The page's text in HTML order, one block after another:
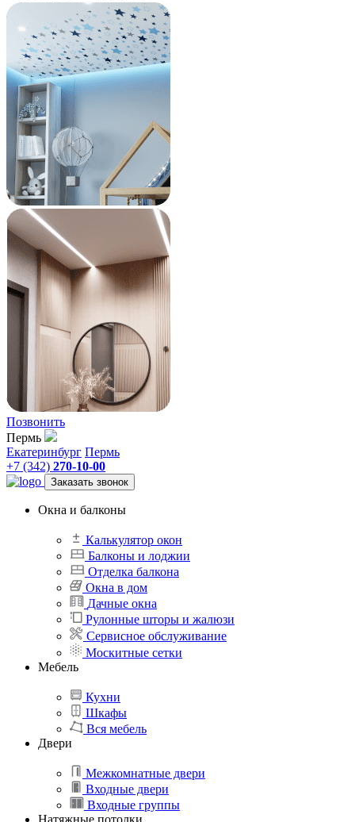
Позвонить
Пермь
Екатеринбург Пермь
+7 (342) 270-10-00
Заказать звонок
Окна и балконы
Калькулятор окон
Балконы и лоджии
Отделка балкона
Окна в дом
Дачные окна
Рулонные шторы и жалюзи
Сервисное обслуживание
Москитные сетки
Мебель
Кухни
Шкафы
Вся мебель
Двери
Межкомнатные двери
Входные двери
Входные группы
Натяжные потолки